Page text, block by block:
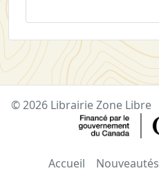
© 2026 Librairie Zone Libre
Accueil Nouveautés